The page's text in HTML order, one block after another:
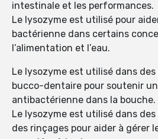
intestinale et les performances.
Le lysozyme est utilisé pour
bactérienne dans certains
l’alimentation et l’eau.
Le lysozyme est utilisé dans
bucco-dentaire pour soutenir
antibactérienne dans la bouche.
Le lysozyme est utilisé dans
des rinçages pour aider à gérer